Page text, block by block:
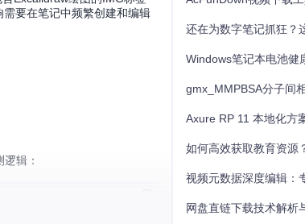
要在笔记中频繁创建和编辑
辑：
视频元数据深度编辑：
网盘直链下载技术解析